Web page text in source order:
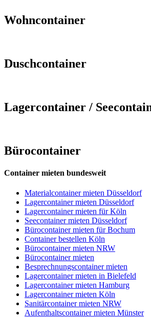
Wohncontainer
Duschcontainer
Lagercontainer /
Bürocontainer
Container mieten bundesweit
Materialcontainer mieten Düsseldorf
Lagercontainer mieten Düsseldorf
Lagercontainer mieten für Köln
Seecontainer mieten Düsseldorf
Bürocontainer mieten für Bochum
Container bestellen Köln
Bürocontainer mieten NRW
Bürocontainer mieten
Besprechnungscontainer mieten
Lagercontainer mieten in Bielefeld
Lagercontainer mieten Hamburg
Lagercontainer mieten Köln
Sanitärcontainer mieten NRW
Aufenthaltscontainer mieten Münster